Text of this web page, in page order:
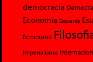
democracia
Economia Esquerda
feminismo
Imperialismo